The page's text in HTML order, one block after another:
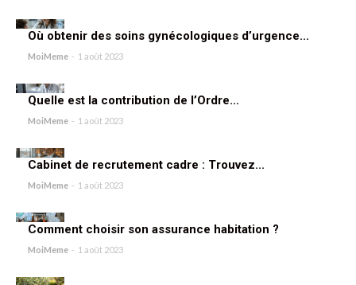
Où obtenir des soins gynécologiques d’urgence...
MoiMeme - 1 août 2023
Quelle est la contribution de l’Ordre...
MoiMeme - 1 août 2023
Cabinet de recrutement cadre : Trouvez...
MoiMeme - 1 août 2023
Comment choisir son assurance habitation ?
MoiMeme - 1 août 2023